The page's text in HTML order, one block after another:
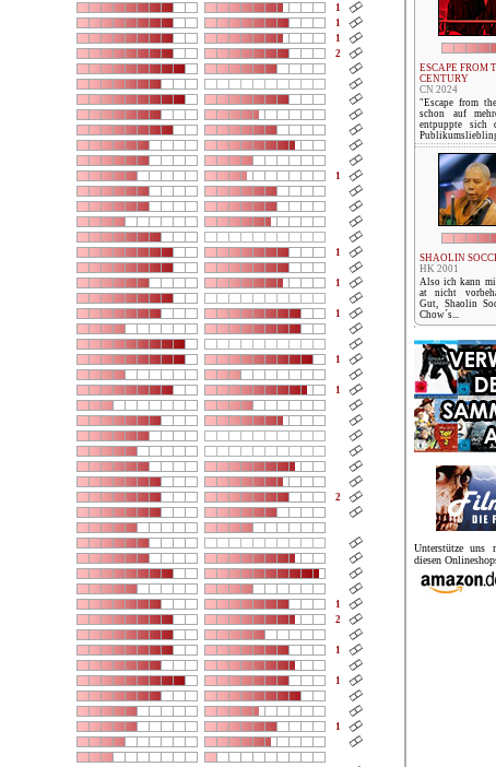
1
1
1
2
1
1
1
1
1
1
2
1
2
1
1
1
ESCAPE FROM
CENTURY
CN 2024
"Escape from
schon auf
entpuppte sich
SHAOLIN
HK 2001
Also ich kann
at nicht
Gut, Shaolin
Chow´s...
Unterstütze uns
diesen